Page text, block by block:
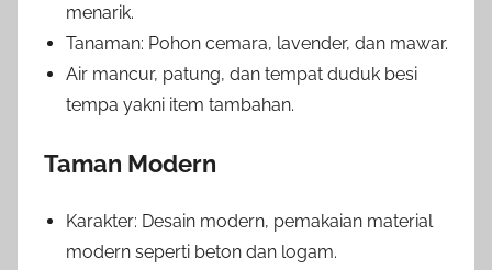
menarik.
Tanaman: Pohon cemara, lavender, dan mawar.
Air mancur, patung, dan tempat duduk besi
tempa yakni item tambahan.
Taman Modern
Karakter: Desain modern, pemakaian material
modern seperti beton dan logam.